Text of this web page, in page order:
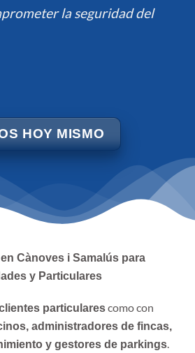
la seguridad del
HOY MISMO
Cànoves i Samalús para
y Particulares
particularescomo con
administradores de fincas,
y gestores de parkings.